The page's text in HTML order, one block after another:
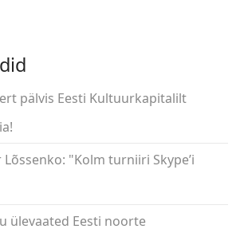
pälvis Eesti Kultuurkapitalilt
"Kolm turniiri Skype’i
ülevaated Eesti noorte